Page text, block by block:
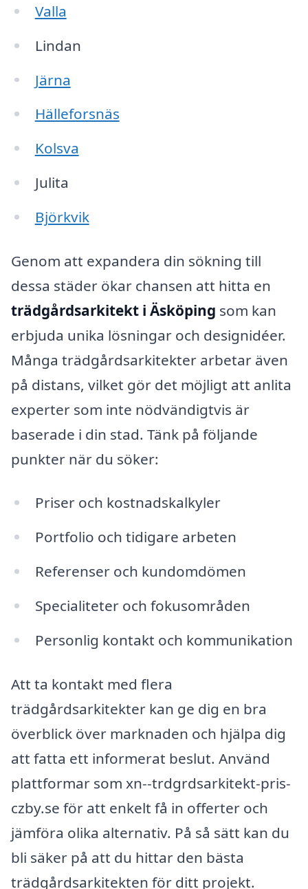
Valla
Lindan
Järna
Hälleforsnäs
Kolsva
Julita
Björkvik
Genom att expandera din sökning till
dessa städer ökar chansen att hitta en
trädgårdsarkitekt i Äsköping som kan
erbjuda unika lösningar och designidéer.
Många trädgårdsarkitekter arbetar även
på distans, vilket gör det möjligt att anlita
experter som inte nödvändigtvis är
baserade i din stad. Tänk på följande
punkter när du söker:
Priser och kostnadskalkyler
Portfolio och tidigare arbeten
Referenser och kundomdömen
Specialiteter och fokusområden
Personlig kontakt och kommunikation
Att ta kontakt med flera
trädgårdsarkitekter kan ge dig en bra
överblick över marknaden och hjälpa dig
att fatta ett informerat beslut. Använd
plattformar som xn--trdgrdsarkitekt-pris-
czby.se för att enkelt få in offerter och
jämföra olika alternativ. På så sätt kan du
bli säker på att du hittar den bästa
trädgårdsarkitekten för ditt projekt.